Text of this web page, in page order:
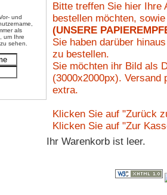
und
als
um Ihre
sehen.
Bitte treffen Sie hier Ihre
bestellen möchten,
(UNSERE
Sie haben darüber
zu bestellen.
Sie möchten ihr Bild als
(3000x2000px). Versand
extra.
Klicken Sie auf "Zurück
Klicken Sie auf "Zur
Ihr Warenkorb ist leer.